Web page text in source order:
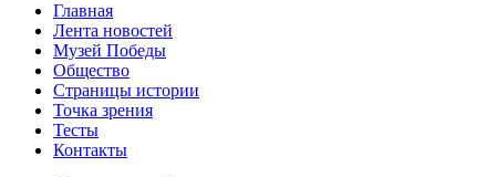
Главная
Лента новостей
Музей Победы
Общество
Страницы истории
Точка зрения
Тесты
Контакты